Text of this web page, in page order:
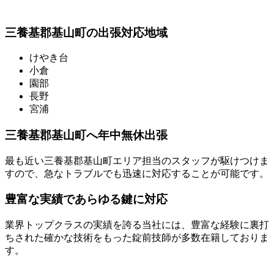
三養基郡基山町の出張対応地域
けやき台
小倉
園部
長野
宮浦
三養基郡基山町へ年中無休出張
最も近い三養基郡基山町エリア担当のスタッフが駆けつけま
すので、急なトラブルでも迅速に対応することが可能です。
豊富な実績であらゆる鍵に対応
業界トップクラスの実績を誇る当社には、豊富な経験に裏打
ちされた確かな技術をもった錠前技師が多数在籍しておりま
す。